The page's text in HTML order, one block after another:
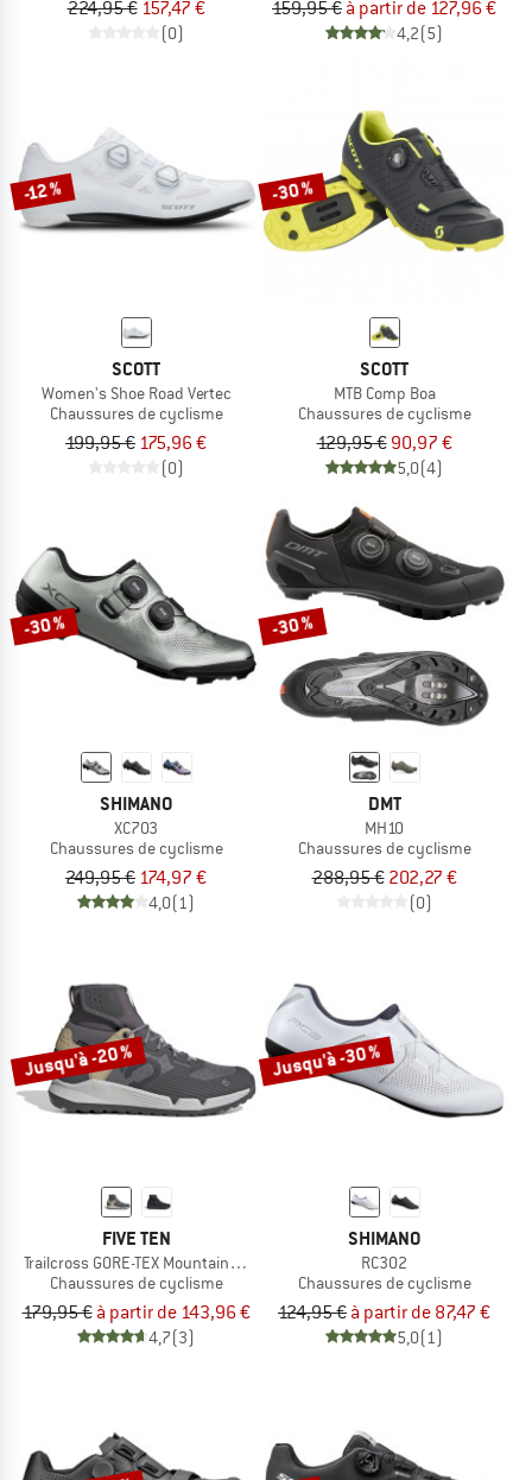
224,95 € 157,47 €
(0)
159,95 € à partir de 127,96 €
4,2(5)
-12 %
SCOTT
Women's Shoe Road Vertec
Chaussures de cyclisme
199,95 € 175,96 €
(0)
-30 %
SCOTT
MTB Comp Boa
Chaussures de cyclisme
129,95 € 90,97 €
5,0(4)
-30 %
SHIMANO
XC703
Chaussures de cyclisme
249,95 € 174,97 €
4,0(1)
-30 %
DMT
MH10
Chaussures de cyclisme
288,95 € 202,27 €
(0)
Jusqu'à -20 %
FIVE TEN
Trailcross GORE-TEX Mountain Bike Shoes
Chaussures de cyclisme
179,95 € à partir de 143,96 €
4,7(3)
Jusqu'à -30 %
SHIMANO
RC302
Chaussures de cyclisme
124,95 € à partir de 87,47 €
5,0(1)